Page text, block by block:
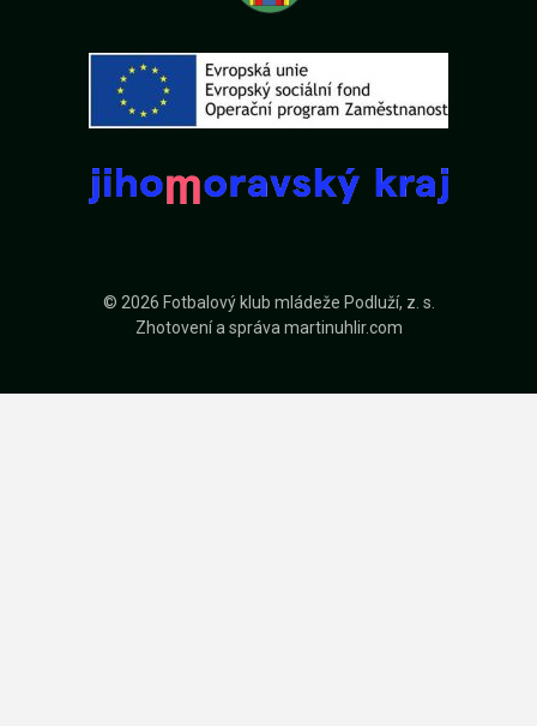
© 2026 Fotbalový klub mládeže Podluží, z. s.
Zhotovení a správamartinuhlir.com